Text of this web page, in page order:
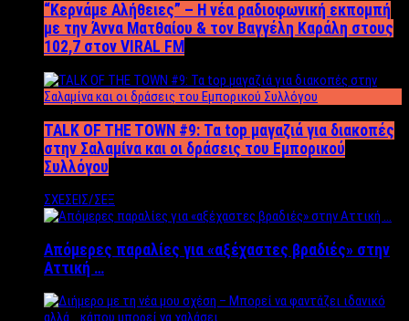
“Kερνάμε Αλήθειες” – Η νέα ραδιοφωνική εκπομπή
με την Άννα Ματθαίου & τον Βαγγέλη Καράλη στους
102,7 στον VIRAL FM
TALK OF THE TOWN #9: Τα top μαγαζιά για διακοπές
στην Σαλαμίνα και οι δράσεις του Εμπορικού
Συλλόγου
ΣΧΕΣΕΙΣ/ΣΕΞ
Απόμερες παραλίες για «αξέχαστες βραδιές» στην
Αττική …